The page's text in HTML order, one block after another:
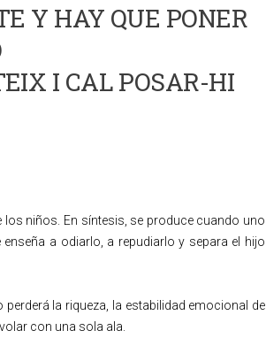
Y HAY QUE PONER
I CAL POSAR-HI
los niños. En síntesis, se produce cuando uno
a odiarlo, a repudiarlo y separa el hijo
la riqueza, la estabilidad emocional de
con una sola ala.